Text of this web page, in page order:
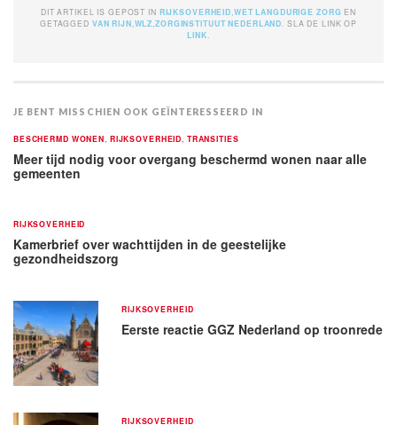
DIT ARTIKEL IS GEPOST IN RIJKSOVERHEID WET LANGDURIGE ZORG EN
GETAGGED VAN RIJN WLZ ,ZORGINSTITUUT NEDERLAND . SLA DE LINK OP
LINK
JE BENT MISSCHIEN OOK GEÏNTERESSEERD IN
BESCHERMD WONEN RIJKSOVERHEID TRANSITIES
Meer tijd nodig voor overgang beschermd wonen naar alle
gemeenten
RIJKSOVERHEID
Kamerbrief over wachttijden in de geestelijke
gezondheidszorg
RIJKSOVERHEID
Eerste reactie GGZ Nederland op troonrede
RIJKSOVERHEID